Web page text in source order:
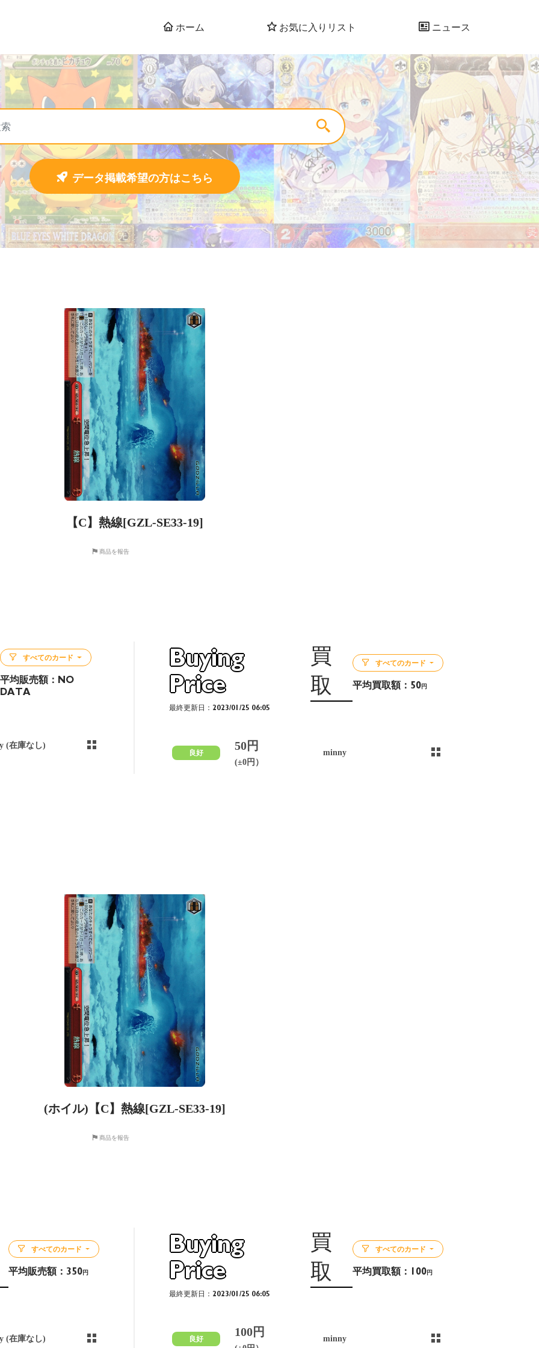
ホーム お気に入りリスト ニュース
データ掲載希望の方はこちら
【C】熱線[GZL-SE33-19]
商品を報告
すべてのカード
平均販売額： NO
DATA
(在庫なし)
Buying
Price
買
取
最終更新日：2023/01/25 06:05
すべてのカード
平均買取額： 50円
良好
50円
(±0円）
minny
(ホイル)【C】熱線[GZL-SE33-19]
商品を報告
すべてのカード
平均販売額： 350円
(在庫なし)
Buying
Price
買
取
最終更新日：2023/01/25 06:05
すべてのカード
平均買取額： 100円
良好
100円
minny